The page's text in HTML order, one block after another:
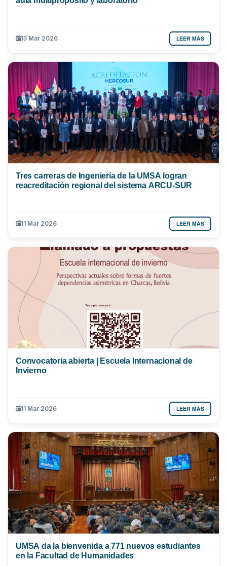
13 Mar 2026 LEER MÁS
Tres carreras de Ingeniería de la UMSA logran
reacreditación regional del sistema ARCU-SUR
11 Mar 2026 LEER MÁS
Convocatoria abierta | Escuela Internacional de
Invierno
11 Mar 2026 LEER MÁS
UMSA da la bienvenida a 771 nuevos estudiantes
en la Facultad de Humanidades